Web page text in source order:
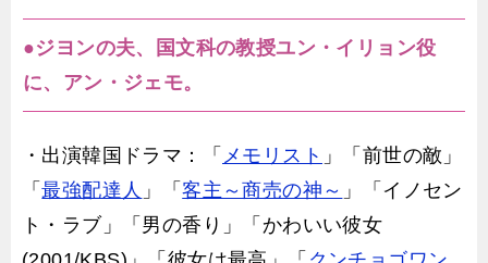
●ジヨンの夫、国文科の教授ユン・イリョン役
に、アン・ジェモ。
・出演韓国ドラマ：「 メモリスト 」「前世の敵」
「最強配達人 」「客主～商売の神～ 」「イノセン
ト・ラブ」「男の香り」「かわいい彼女